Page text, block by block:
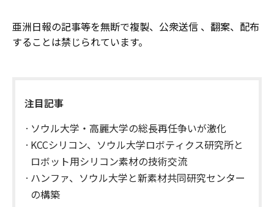
亜洲日報の記事等を無断で複製、公衆送信 、翻案、配布
することは禁じられています。
注目記事
ソウル大学・高麗大学の総長再任争いが激化
KCCシリコン、ソウル大学ロボティクス研究所と
ロボット用シリコン素材の技術交流
ハンファ、ソウル大学と新素材共同研究センター
の構築